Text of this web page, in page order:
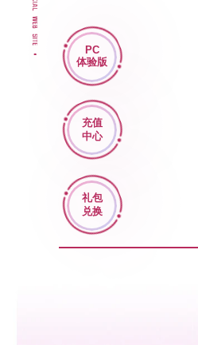
礼包
兑换
充值
中心
PC
体验版